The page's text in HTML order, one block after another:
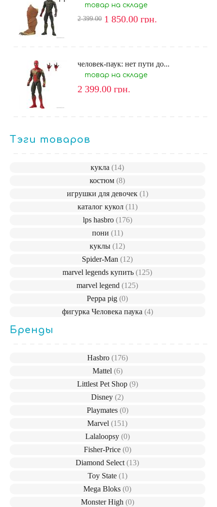
товар на складе
2 399.00 1 850.00 грн.
человек-паук: нет пути до...
товар на складе
2 399.00 грн.
Тэги товаров
кукла(14)
костюм(8)
игрушки для девочек (1)
каталог кукол (11)
lps hasbro (176)
пони (11)
куклы(12)
Spider-Man(12)
marvel legends купить(125)
marvel legend(125)
Peppa pig(0)
фигурка Человека паука (4)
Бренды
Hasbro (176)
Mattel (6)
Littlest Pet Shop (9)
Disney(2)
Playmates (0)
Marvel(151)
Lalaloopsy (0)
Fisher-Price (0)
Diamond Select(13)
Toy State (1)
Mega Bloks(0)
Monster High (0)